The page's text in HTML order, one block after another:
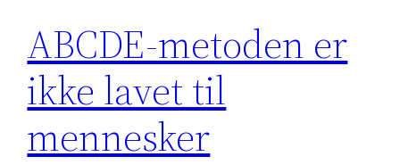
ABCDE-metoden er
ikke lavet til
mennesker